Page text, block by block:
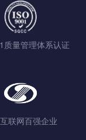
质量管理体系认证
联网百强企业